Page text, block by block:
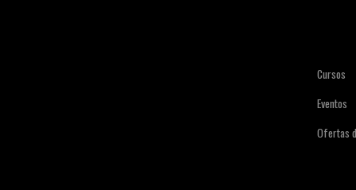
Cursos
Eventos
Ofertas